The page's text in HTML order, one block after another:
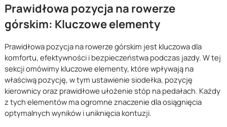
Prawidłowa pozycja na rowerze
górskim: Kluczowe elementy
Prawidłowa pozycja na rowerze górskim jest kluczowa dla
komfortu, efektywności i bezpieczeństwa podczas jazdy. W tej
sekcji omówimy kluczowe elementy, które wpływają na
właściwą pozycję, w tym ustawienie siodełka, pozycję
kierownicy oraz prawidłowe ułożenie stóp na pedałach. Każdy
z tych elementów ma ogromne znaczenie dla osiągnięcia
optymalnych wyników i uniknięcia kontuzji.